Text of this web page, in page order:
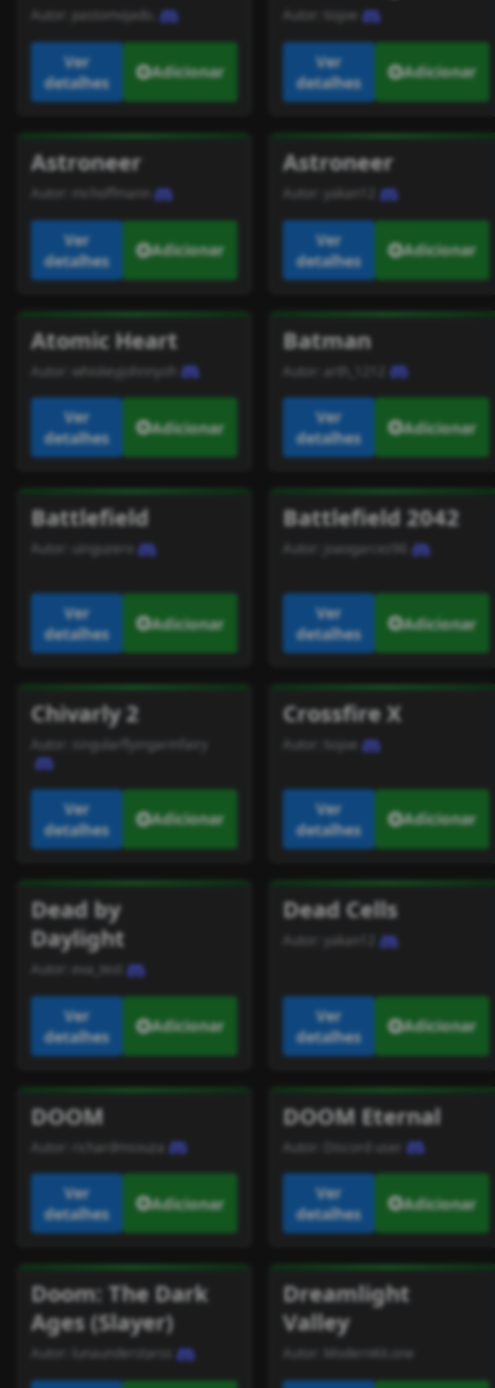
Autor: pastomojado.
Ver
detalhes
Adicionar
Autor: tiojoe
Ver
detalhes
Adicionar
Astroneer
Autor: mr.hoffmann
Ver
detalhes
Adicionar
Astroneer
Autor: yakan12
Ver
detalhes
Adicionar
Atomic Heart
Autor: whiskeyjohnnyoh
Ver
detalhes
Adicionar
Batman
Autor: arth_1212
Ver
detalhes
Adicionar
Battlefield
Autor: uinguzero
Ver
detalhes
Adicionar
Battlefield 2042
Autor: joaogarcez96
Ver
detalhes
Adicionar
Chivarly 2
Autor: singularflyingarmfairy
Ver
detalhes
Adicionar
Crossfire X
Autor: tiojoe
Ver
detalhes
Adicionar
Dead by
Daylight
Autor: eva_test
Ver
detalhes
Adicionar
Dead Cells
Autor: yakan12
Ver
detalhes
Adicionar
DOOM
Autor: richardmsouza
Ver
detalhes
Adicionar
DOOM Eternal
Autor: Discord user
Ver
detalhes
Adicionar
Doom: The Dark
Ages (Slayer)
Autor: lunaunderstarss
Dreamlight
Valley
Autor: ModernKit.one